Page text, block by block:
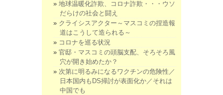
地球温暖化詐欺、コロナ詐欺・・・ウソ
だらけの社会と闘え
クライシスアクター～マスコミの捏造報
道はこうして造られる～
コロナを巡る状況
官邸・マスコミの頭脳支配、そろそろ風
穴が開き始めたか？
次第に明るみになるワクチンの危険性／
日本国内もDS掃討が表面化か／それは
中国でも